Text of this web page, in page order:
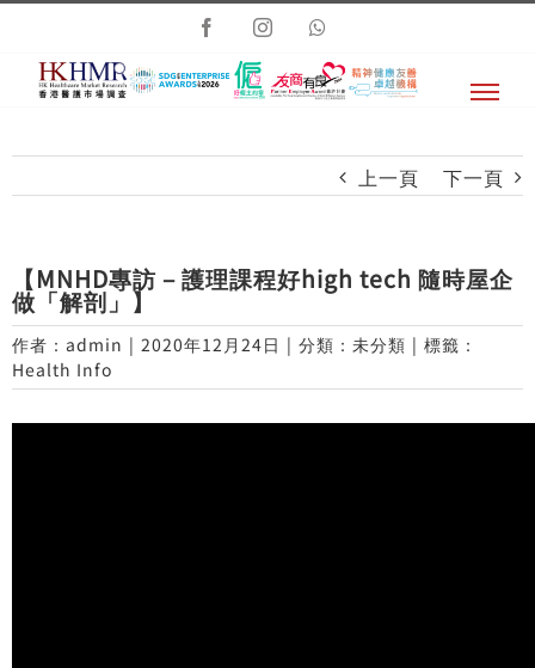
Skip
content
FacebookInstagram
上一頁 下一頁
【MNHD專訪 – 護理課程好high tech 隨時屋企
做「解剖」】
作者： admin | 2020年12月24日 | 分類：未分類 | 標籤：
Health Info